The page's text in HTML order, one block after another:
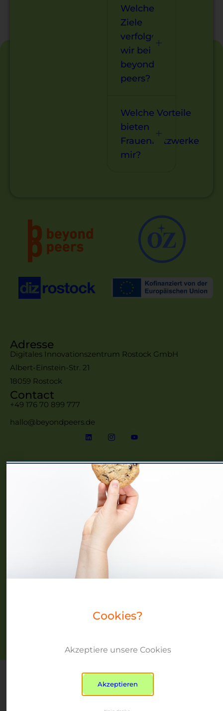
Welche
Ziele
verfolgen
wir bei
beyond
peers?
Welche Vorteile
bieten
Frauennetzwerke
mir?
Adresse
Digitales Innovationszentrum Rostock GmbH
Albert-Einstein-Str. 21
18059 Rostock
Contact
+49 176 70 899 777
hallo@beyondpeers.de
Copyright © beyond peers 2024
Cookies?
Akzeptiere unsere Cookies
Akzeptieren